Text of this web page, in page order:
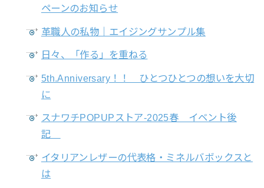
ペーンのお知らせ
革職人の私物｜エイジングサンプル集
日々、「作る」を重ねる
5th.Anniversary！！ ひとつひとつの想いを大切
に
スナワチPOPUPストア-2025春 イベント後
記
イタリアンレザーの代表格・ミネルバボックスと
は